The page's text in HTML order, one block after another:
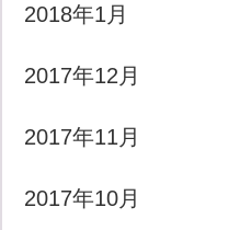
2018年1月
2017年12月
2017年11月
2017年10月